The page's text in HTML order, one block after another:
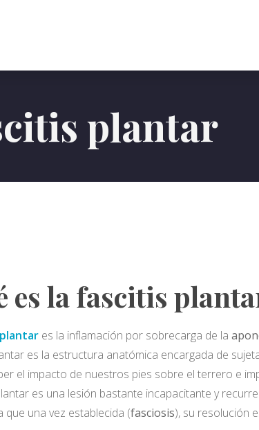
herramientas
plantar
es la fascitis
es la inflamación por sobrecarga de la
es la estructura anatómica encargada de
el impacto de nuestros pies sobre el terrero e
es una lesión bastante incapacitante y
que una vez establecida (fasciosis), su resolución